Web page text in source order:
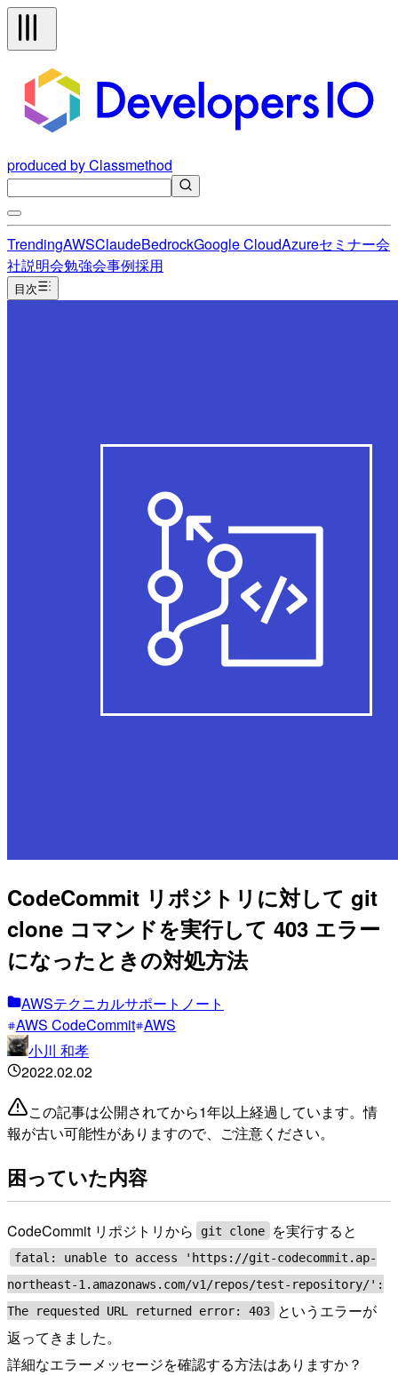
produced by Classmethod
TrendingAWSClaudeBedrockGoogle CloudAzureセミナー会
社説明会勉強会事例採用
目次
CodeCommit リポジトリに対して git
clone コマンドを実行して 403 エラー
になったときの対処方法
AWSテクニカルサポートノート
AWS CodeCommit AWS
小川 和孝
2022.02.02
この記事は公開されてから1年以上経過しています。情
報が古い可能性がありますので、ご注意ください。
困っていた内容
CodeCommit リポジトリから git clone を実行すると
fatal: unable to access 'https://git-codecommit.ap-
northeast-1.amazonaws.com/v1/repos/test-repository/':
The requested URL returned error: 403
というエラーが
返ってきました。
詳細なエラーメッセージを確認する方法はありますか？